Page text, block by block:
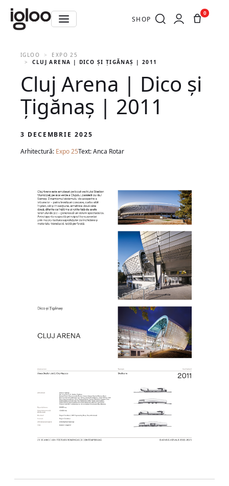
SHOP
0
IGLOO
EXPO 25
CLUJ ARENA | DICO ȘI ȚIGĂNAȘ | 2011
Cluj Arena | Dico și
Țigănaș | 2011
3 DECEMBRIE 2025
Arhitectură: Expo 25Text: Anca Rotar